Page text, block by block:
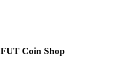
FUT Coin Shop